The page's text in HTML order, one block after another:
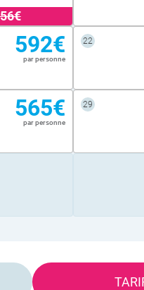
592€
par personne
22
565€
par personne
29